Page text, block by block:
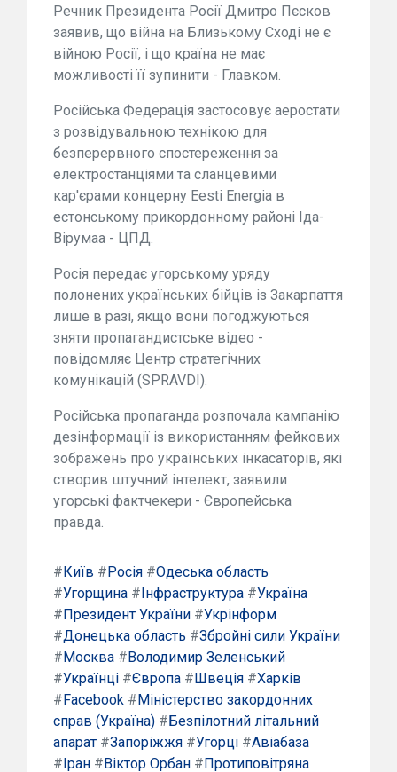
Речник Президента Росії Дмитро Пєсков
заявив, що війна на Близькому Сході не є
війною Росії, і що країна не має
можливості її зупинити - Главком.
Російська Федерація застосовує аеростати
з розвідувальною технікою для
безперервного спостереження за
електростанціями та сланцевими
кар'єрами концерну Eesti Energia в
естонському прикордонному районі Іда-
Вірумаа - ЦПД.
Росія передає угорському уряду
полонених українських бійців із Закарпаття
лише в разі, якщо вони погоджуються
зняти пропагандистське відео -
повідомляє Центр стратегічних
комунікацій (SPRAVDI).
Російська пропаганда розпочала кампанію
дезінформації із використанням фейкових
зображень про українських інкасаторів, які
створив штучний інтелект, заявили
угорські фактчекери - Європейська
правда.
# Київ # Росія #Одеська область
#Угорщина # Інфраструктура #Україна
# Президент України #Укрінформ
#Донецька область #Збройні сили України
# Москва # Володимир Зеленський
#Українці #Європа # Швеція #Харків
# Facebook # Міністерство закордонних
справ (Україна) # Безпілотний літальний
апарат #Запоріжжя #Угорці #Авіабаза
# Іран # Віктор Орбан # Протиповітряна